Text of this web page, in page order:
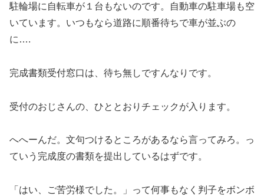
駐輪場に自転車が１台もないのです。自動車の駐車場も空
いています。いつもなら道路に順番待ちで車が並ぶの
に….
完成書類受付窓口は、待ち無しですんなりです。
受付のおじさんの、ひととおりチェックが入ります。
へへーんだ。文句つけるところがあるなら言ってみろ。っ
ていう完成度の書類を提出しているはずです。
「はい、ご苦労様でした。」って何事もなく判子をボンボ